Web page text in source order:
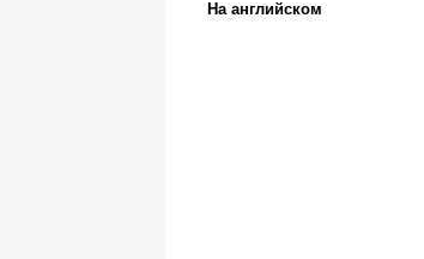
На английском